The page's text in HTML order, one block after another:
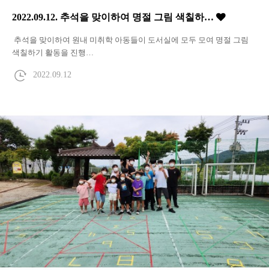
2022.09.12. 추석을 맞이하여 명절 그림 색칠하…
추석을 맞이하여 원내 미취학 아동들이 도서실에 모두 모여 명절 그림
색칠하기 활동을 진행…
2022.09.12